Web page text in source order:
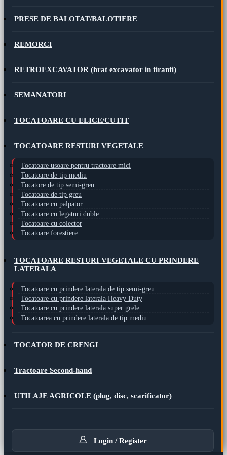
PRESE DE BALOTAT/BALOTIERE
REMORCI
RETROEXCAVATOR (brat excavator in tiranti)
SEMANATORI
TOCATOARE CU ELICE/CUTIT
TOCATOARE RESTURI VEGETALE
Tocatoare usoare pentru tractoare mici
Tocatoare de tip mediu
Tocatore de tip semi-greu
Tocatoare de tip greu
Tocatoare cu palpator
Tocatoare cu legaturi duble
Tocatoare cu colector
Tocatoare forestiere
TOCATOARE RESTURI VEGETALE CU PRINDERE
LATERALA
Tocatoare cu prindere laterala de tip semi-greu
Tocatoare cu prindere laterala Heavy Duty
Tocatoare cu prindere laterala super grele
Tocatoarea cu prindere laterala de tip mediu
TOCATOR DE CRENGI
Tractoare Second-hand
UTILAJE AGRICOLE (plug, disc, scarificator)
Login / Register